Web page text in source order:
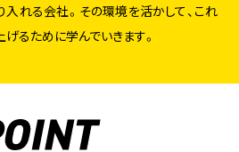
れる会社。その環境を活かして、これ
るために学んでいきます。